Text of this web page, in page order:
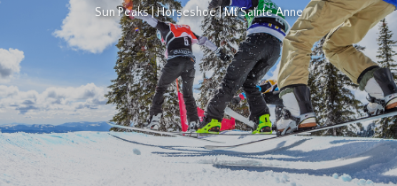
Sun Peaks | Horseshoe | Mt Sainte Anne